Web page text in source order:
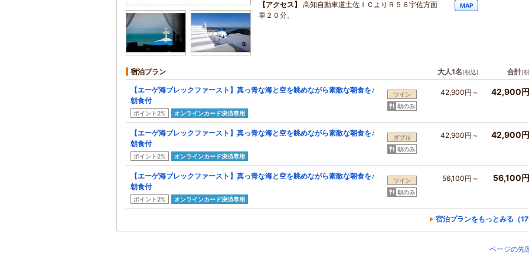
【アクセス】
高知自動車道土佐ＩＣよりＲ５６宇佐方面
車２０分。
MAP
宿泊プラン 大人1名(税込) 合計(
【エーゲ海ブレックファースト】真っ青な海と空を眺めながら素敵な朝食を♪
朝食付
ポイント2% オンラインカード決済専用
ツイン
朝のみ
42,900円～ 42,900
【エーゲ海ブレックファースト】真っ青な海と空を眺めながら素敵な朝食を♪
朝食付
ポイント2% オンラインカード決済専用
ダブル
朝のみ
42,900円～ 42,900
【エーゲ海ブレックファースト】真っ青な海と空を眺めながら素敵な朝食を♪
朝食付
ポイント2% オンラインカード決済専用
ツイン
朝のみ
56,100円～ 56,100
宿泊プランをもっとみる（17
ページの先